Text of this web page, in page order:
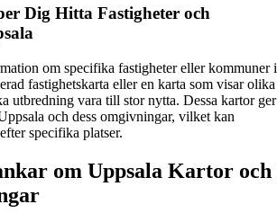
Dig Hitta Fastigheter och
om specifika fastigheter eller kommuner i
fastighetskarta eller en karta som visar olika
utbredning vara till stor nytta. Dessa kartor ger
och dess omgivningar, vilket kan
specifika platser.
om Uppsala Kartor och